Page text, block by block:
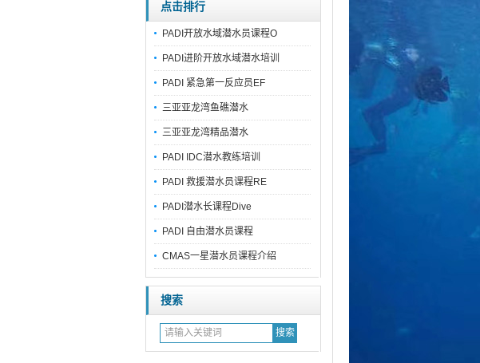
点击排行
PADI开放水域潜水员课程O
PADI进阶开放水域潜水培训
PADI 紧急第一反应员EF
三亚亚龙湾鱼礁潜水
三亚亚龙湾精品潜水
PADI IDC潜水教练培训
PADI 救援潜水员课程RE
PADI潜水长课程Dive
PADI 自由潜水员课程
CMAS一星潜水员课程介绍
搜索